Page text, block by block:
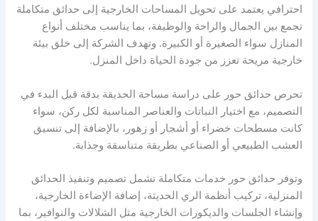
احترافي يعتمد على تحويل المساحات الخارجية إلى حدائق متكاملة
تجمع بين الجمال والراحة والوظيفة، بما يناسب مختلف أنواع
المنازل سواء الصغيرة أو الكبيرة. وتهدف الشركة إلى خلق بيئة
خارجية مريحة تعزز من جودة الحياة داخل المنزل.
تحرص حدائق حور على دراسة مساحة الحديقة بدقة قبل البدء في
التصميم، مع اختيار النباتات والعناصر المناسبة لكل ركن، سواء
كانت مسطحات خضراء أو أشجار أو زهور، بالإضافة إلى تنسيق
العشب الطبيعي أو الصناعي بطريقة متناسقة وجذابة.
وتوفر حدائق حور خدمات متكاملة تشمل تصميم وتنفيذ الحدائق
المنزلية، تركيب أنظمة الري الحديثة، إضافة الإضاءة الخارجية،
وإنشاء الجلسات والديكورات الخارجية مثل الشلالات والنوافير، بما